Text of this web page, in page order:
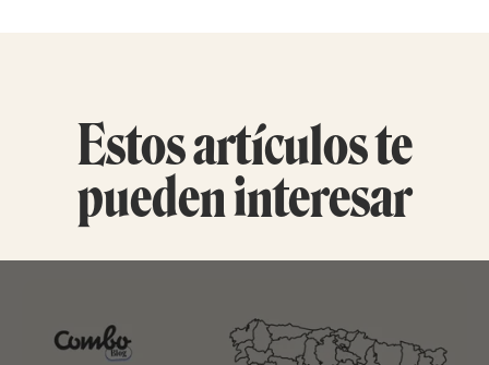
Estos artículos te
pueden interesar